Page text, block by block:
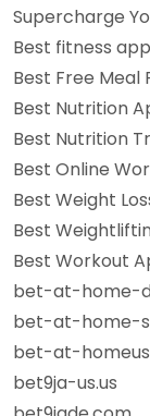
Supercharge
Best fitness
Best Free Meal
Best Nutrition
Best Nutrition
Best Online
Best Weight
Best
Best Workout
bet-at-home-
bet-at-home-
bet-at-
bet9ja-us.us